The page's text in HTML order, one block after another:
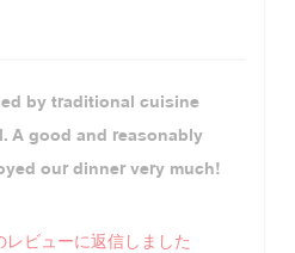
by traditional cuisine
A good and reasonably
our dinner very much!
レビューに返信しました